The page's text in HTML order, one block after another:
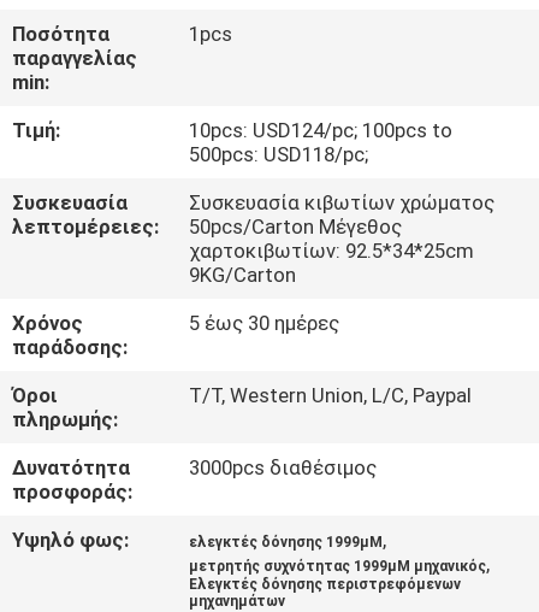
ΜΑΣ
ΕΛΆΤΕ
ΕΠΑΦΉ
ΜΕ
ΠΕΡΙΠΤΏΣΕΙΣ
SITEMAP
PRIVACY
POLICY
Ποσότητα
παραγγελίας
min:
1pcs
Τιμή:
10pcs: USD124/pc; 100pcs to
500pcs: USD118/pc;
Συσκευασία
λεπτομέρειες:
Συσκευασία κιβωτίων χρώματος
50pcs/Carton Μέγεθος
χαρτοκιβωτίων: 92.5*34*25cm
9KG/Carton
Χρόνος
παράδοσης:
5 έως 30 ημέρες
Όροι
πληρωμής:
T/T, Western Union, L/C, Paypal
Δυνατότητα
προσφοράς:
3000pcs διαθέσιμος
Υψηλό φως: ελεγκτές δόνησης 1999μM ,
μετρητής συχνότητας 1999μM μηχανικός,
Ελεγκτές δόνησης περιστρεφόμενων
μηχανημάτων